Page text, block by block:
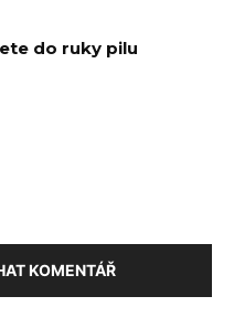
do ruky pilu
KOMENTÁŘ